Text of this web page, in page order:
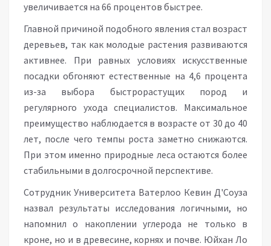
увеличивается на 66 процентов быстрее.
Главной причиной подобного явления стал возраст
деревьев, так как молодые растения развиваются
активнее. При равных условиях искусственные
посадки обгоняют естественные на 4,6 процента
из-за выбора быстрорастущих пород и
регулярного ухода специалистов. Максимальное
преимущество наблюдается в возрасте от 30 до 40
лет, после чего темпы роста заметно снижаются.
При этом именно природные леса остаются более
стабильными в долгосрочной перспективе.
Сотрудник Университета Ватерлоо Кевин Д'Соуза
назвал результаты исследования логичными, но
напомнил о накоплении углерода не только в
кроне, но и в древесине, корнях и почве. Юйхан Ло